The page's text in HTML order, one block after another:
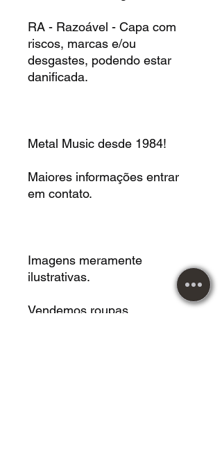
RA - Razoável - Capa com
riscos, marcas e/ou
desgastes, podendo estar
danificada.
Metal Music desde 1984!
Maiores informações entrar
em contato.
Imagens meramente
ilustrativas.
Vendemos roupas,